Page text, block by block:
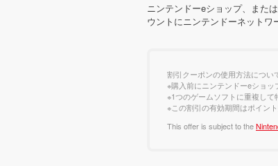
ニンテンドーeショップ、また
ウントにニンテンドーネットワ
割引クーポンの使用方法につい
※購入前にニンテンドーeショッ
※1つのゲームソフトに重複して
※この割引の有効期間はポイント
This offer is subject to the